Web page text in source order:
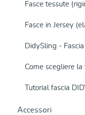
Fasce tessute
Fasce in Jersey
DidySling -
Come scegliere
Tutorial fascia
Accessori